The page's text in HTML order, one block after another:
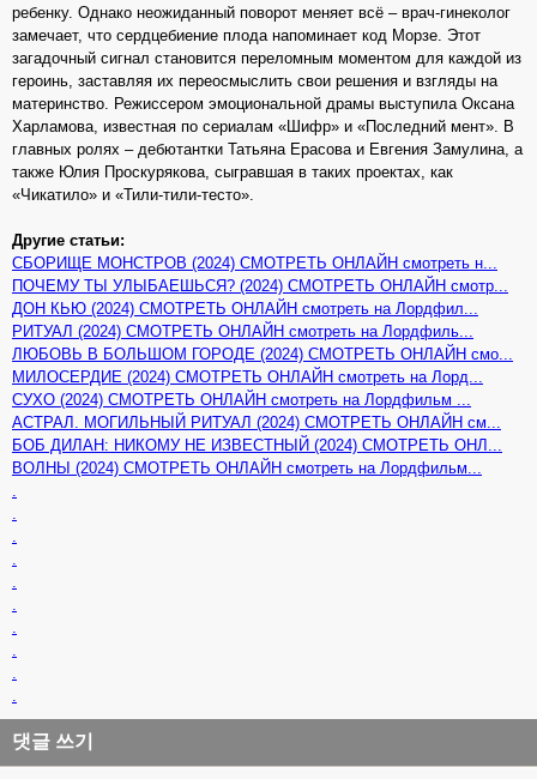
ребенку. Однако неожиданный поворот меняет всё – врач-гинеколог
замечает, что сердцебиение плода напоминает код Морзе. Этот
загадочный сигнал становится переломным моментом для каждой из
героинь, заставляя их переосмыслить свои решения и взгляды на
материнство. Режиссером эмоциональной драмы выступила Оксана
Харламова, известная по сериалам «Шифр» и «Последний мент». В
главных ролях – дебютантки Татьяна Ерасова и Евгения Замулина, а
также Юлия Проскурякова, сыгравшая в таких проектах, как
«Чикатило» и «Тили-тили-тесто».
Другие статьи:
СБОРИЩЕ МОНСТРОВ (2024) СМОТРЕТЬ ОНЛАЙН смотреть н...
ПОЧЕМУ ТЫ УЛЫБАЕШЬСЯ? (2024) СМОТРЕТЬ ОНЛАЙН смотр...
ДОН КЬЮ (2024) СМОТРЕТЬ ОНЛАЙН смотреть на Лордфил...
РИТУАЛ (2024) СМОТРЕТЬ ОНЛАЙН смотреть на Лордфиль...
ЛЮБОВЬ В БОЛЬШОМ ГОРОДЕ (2024) СМОТРЕТЬ ОНЛАЙН смо...
МИЛОСЕРДИЕ (2024) СМОТРЕТЬ ОНЛАЙН смотреть на Лорд...
СУХО (2024) СМОТРЕТЬ ОНЛАЙН смотреть на Лордфильм ...
АСТРАЛ. МОГИЛЬНЫЙ РИТУАЛ (2024) СМОТРЕТЬ ОНЛАЙН см...
БОБ ДИЛАН: НИКОМУ НЕ ИЗВЕСТНЫЙ (2024) СМОТРЕТЬ ОНЛ...
ВОЛНЫ (2024) СМОТРЕТЬ ОНЛАЙН смотреть на Лордфильм...
댓글 쓰기